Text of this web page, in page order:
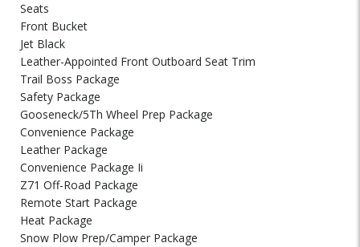
Seats
Front Bucket
Jet Black
Leather-Appointed Front Outboard Seat Trim
Trail Boss Package
Safety Package
Gooseneck/5Th Wheel Prep Package
Convenience Package
Leather Package
Convenience Package Ii
Z71 Off-Road Package
Remote Start Package
Heat Package
Snow Plow Prep/Camper Package